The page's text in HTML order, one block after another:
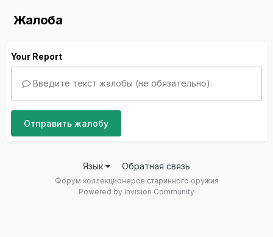
Жалоба
Your Report
Введите текст жалобы (не обязательно).
Отправить жалобу
Язык Обратная связь
Форум коллекционеров старинного оружия
Powered by Invision Community